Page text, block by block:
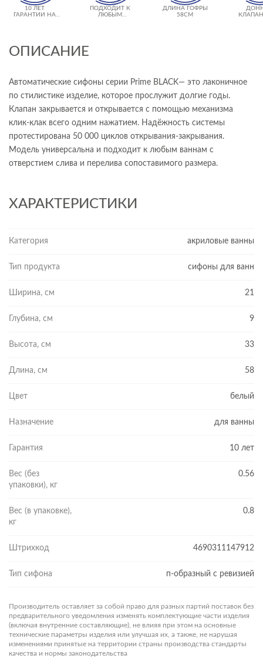
10 ЛЕТ
ГАРАНТИИ НА
ПОДХОДИТ К
ЛЮБЫМ
ДЛИНА ГОФРЫ
58СМ
ОПИСАНИЕ
Автоматические сифоны серии Prime BLACK— это лаконичное
по стилистике изделие, которое прослужит долгие годы.
Клапан закрывается и открывается с помощью механизма
клик-клак всего одним нажатием. Надёжность системы
протестирована 50 000 циклов открывания-закрывания.
Модель универсальна и подходит к любым ваннам с
отверстием слива и перелива сопоставимого размера.
ХАРАКТЕРИСТИКИ
Категория акриловые ванны
Тип продукта сифоны для ванн
Ширина, см 21
Глубина, см 9
Высота, см 33
Длина, см 58
Цвет белый
Назначение для ванны
Гарантия 10 лет
Вес (без
упаковки), кг
0.56
Вес (в упаковке),
кг
0.8
Штрихкод 4690311147912
Тип сифона п-образный с ревизией
Производитель оставляет за собой право для разных партий поставок без
предварительного уведомления изменять комплектующие части изделия
(включая внутренние составляющие), не влияя при этом на основные
технические параметры изделия или улучшая их, а также, не нарушая
изменениями принятые на территории страны производства стандарты
качества и нормы законодательства